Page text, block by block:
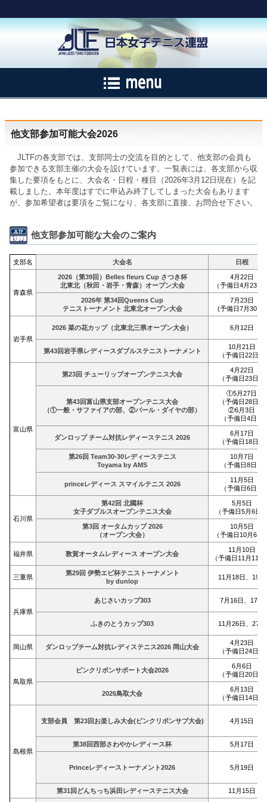
他支部参加可能大会2026
JLTFの各支部では、支部同士の交流を目的として、他支部の会員も
参加できる支部主催の大会を設けています。一覧表には、各支部から収
集した要項をもとに、大会名・日程・種目（2026年3月12日現在）を記
載しました。本年度はすでに申込み終了してしまった大会もあります
が、参加希望者は要項をご覧になり、各支部に直接、お問合せ下さい。
他支部参加可能な大会のご案内
支部名 大会名 日程
青森県
2026（第39回）Belles fleurs Cup さつき杯
北東北（秋田・岩手・青森）オープン大会
4月22日
（予備日4月23日
2026年 第34回Queens Cup
テニストーナメント 北東北オープン大会
7月23日
(予備日7月30日)
岩手県
2026 菜の花カップ（北東北三県オープン大会） 6月12日
第43回岩手県レディースダブルステニストーナメント
10月21日
（予備日22日）
富山県
第23回 チューリップオープンテニス大会
4月22日
（予備日23日）
第43回富山県支部オープンテニス大会
（①一般・サファイアの部、②パール・ダイヤの部）
①5月27日
（予備日28日）
②6月3日
（予備日4日）
ダンロップ チーム対抗レディーステニス 2026
6月17日
（予備日18日）
第26回 Team30-30レディーステニス
Toyama by AMS
10月7日
（予備日8日）
princeレディース スマイルテニス 2026
11月5日
（予備日6日）
石川県
第42回 北國杯
女子ダブルスオープンテニス大会
5月5日
（予備日5月6日
第3回 オータムカップ 2026
（オープン大会）
10月5日
（予備日10月6日
福井県 敦賀オータムレディース オープン大会
11月10日
（予備日11月11日
三重県
第29回 伊勢エビ杯テニストーナメント
by dunlop
11月18日、19日
兵庫県
あじさいカップ303 7月16日、17日
ふきのとうカップ303 11月26日、27日
岡山県 ダンロップチーム対抗レディステニス2026 岡山大会
4月23日
（予備日24日）
鳥取県
ピンクリボンサポート大会2026
6月6日
（予備日20日）
2026鳥取大会
6月13日
（予備日14日）
島根県
支部会員 第23回お楽しみ大会(ピンクリボンサブ大会) 4月15日
第38回西部さわやかレディース杯 5月17日
Princeレディーストーナメント2026 5月19日
第31回どんちっち浜田レディーステニス大会 11月15日